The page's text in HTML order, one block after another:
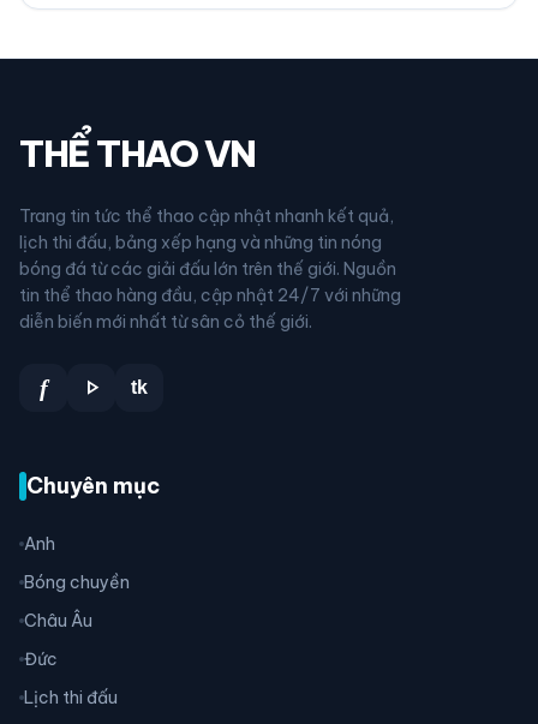
THỂ THAO VN
Trang tin tức thể thao cập nhật nhanh kết quả,
lịch thi đấu, bảng xếp hạng và những tin nóng
bóng đá từ các giải đấu lớn trên thế giới. Nguồn
tin thể thao hàng đầu, cập nhật 24/7 với những
diễn biến mới nhất từ sân cỏ thế giới.
f play_arrow tk
Chuyên mục
Anh
Bóng chuyền
Châu Âu
Đức
Lịch thi đấu